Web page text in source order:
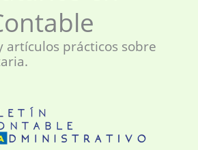
artículos prácticos sobre